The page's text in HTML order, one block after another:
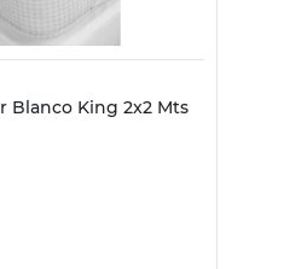
Blanco King 2x2 Mts